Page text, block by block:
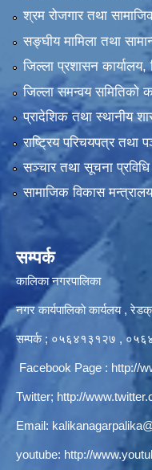
श्रम रोजगार तथा
सङ्‍घीय मामिला तथा
जिल्ला प्रशासन
जिल्ला समन्वय समितिको
प्रादेशिक तथा स्थानीय
राष्ट्रिय परिचयपत्र तथा
सञ्‍चार तथा सूचना
सामाजिक विकास
सम्पर्क
कालिका नगरपालिका
नगर कार्यपालिकाे कार्यलय‍ ,
सम्पर्क ; ०५६४१३१२७ ,
Facebook Page : http://
Twitter; http://
Email:
youtube: http://